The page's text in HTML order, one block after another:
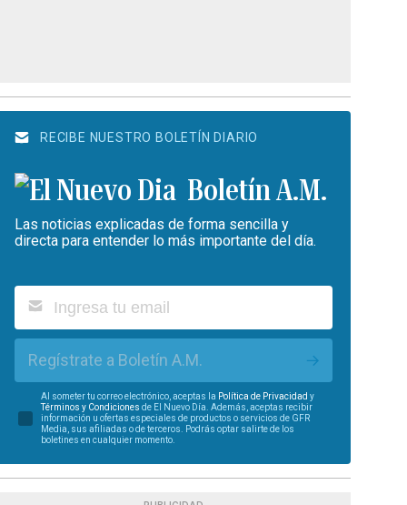
RECIBE NUESTRO BOLETÍN DIARIO
Boletín A.M.
Las noticias explicadas de forma sencilla y
directa para entender lo más importante del día.
Regístrate a Boletín A.M.
Al someter tu correo electrónico, aceptas la Política de Privacidad y
Términos y Condiciones de El Nuevo Día. Además, aceptas recibir
información u ofertas especiales de productos o servicios de GFR
Media, sus afiliadas o de terceros. Podrás optar salirte de los
boletines en cualquier momento.